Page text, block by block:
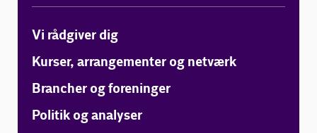
Vi rådgiver dig
Kurser, arrangementer og netværk
Brancher og foreninger
Politik og analyser